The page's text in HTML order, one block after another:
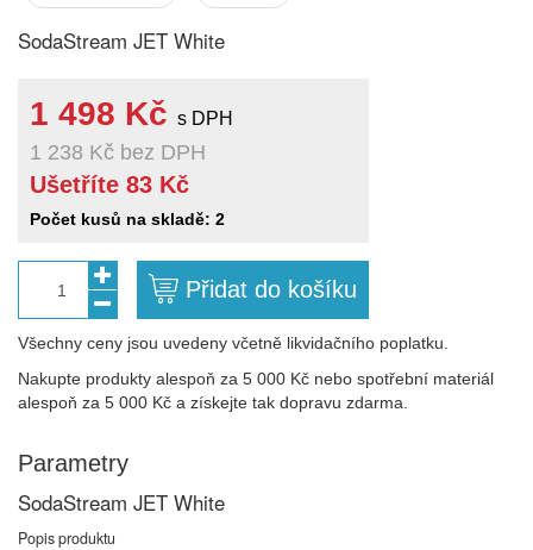
SodaStream JET White
1 498 Kč s DPH
1 238 Kč bez DPH
Ušetříte 83 Kč
Počet kusů na skladě: 2
1 Přidat do košíku
Všechny ceny jsou uvedeny včetně likvidačního poplatku.
Nakupte produkty alespoň za 5 000 Kč nebo spotřební materiál
alespoň za 5 000 Kč a získejte tak dopravu zdarma.
Parametry
SodaStream JET White
Popis produktu